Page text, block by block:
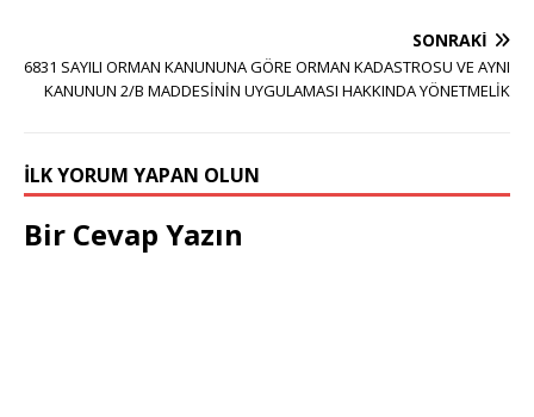
SONRAKI
6831 SAYILI ORMAN KANUNUNA GÖRE ORMAN KADASTROSU VE AYNI
KANUNUN 2/B MADDESİNİN UYGULAMASI HAKKINDA YÖNETMELİK
İLK YORUM YAPAN OLUN
Bir Cevap Yazın